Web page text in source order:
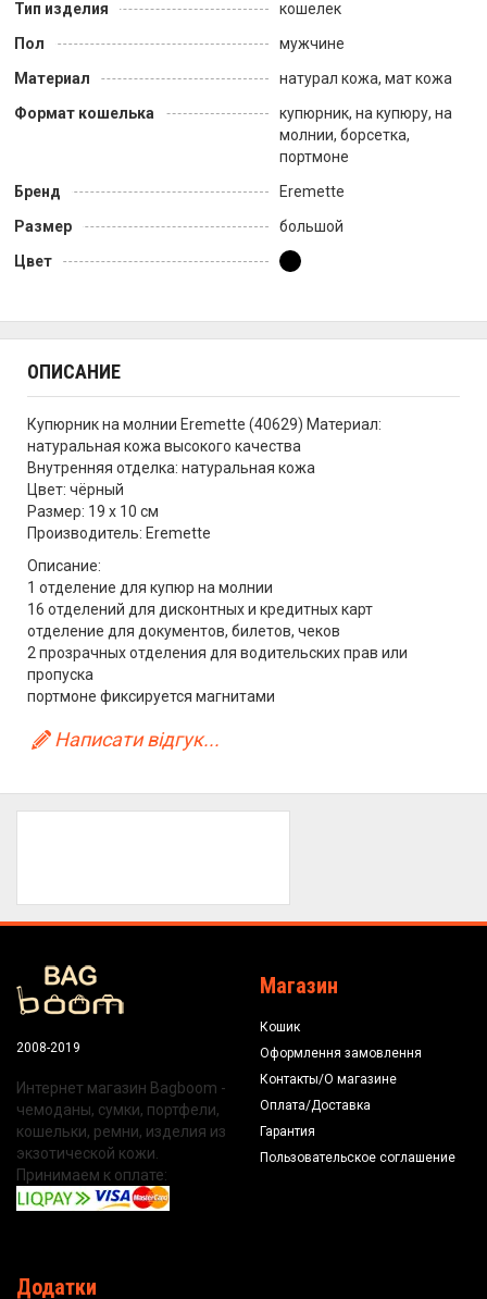
Тип изделия
кошелек
Пол
мужчине
Материал
натурал кожа, мат кожа
Формат кошелька
купюрник, на купюру, на
молнии, борсетка,
портмоне
Бренд
Eremette
Размер
большой
Цвет
ОПИСАНИЕ
Купюрник на молнии Eremette (40629) Материал:
натуральная кожа высокого качества
Внутренняя отделка: натуральная кожа
Цвет: чёрный
Размер: 19 х 10 см
Производитель: Eremette
Описание:
1 отделение для купюр на молнии
16 отделений для дисконтных и кредитных карт
отделение для документов, билетов, чеков
2 прозрачных отделения для водительских прав или
пропуска
портмоне фиксируется магнитами
Написати відгук...
2008-2019
Интернет магазин Bagboom -
чемоданы, сумки, портфели,
кошельки, ремни, изделия из
экзотической кожи.
Принимаем к оплате:
Магазин
Кошик
Оформлення замовлення
Контакты/О магазине
Оплата/Доставка
Гарантия
Пользовательское соглашение
Додатки